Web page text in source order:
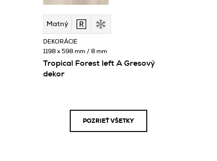
Matný
Tropical Forest left A Gresový
dekor
DEKORÁCIE
1198 x 598 mm / 8 mm
POZRIEŤ VŠETKY